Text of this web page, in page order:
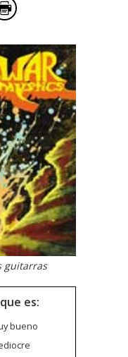
guitarras
es:
bueno